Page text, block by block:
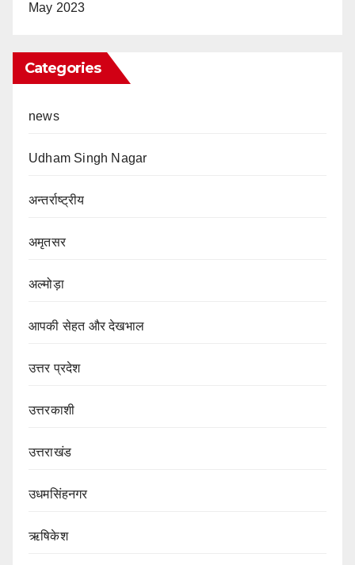
May 2023
Categories
news
Udham Singh Nagar
अन्तर्राष्ट्रीय
अमृतसर
अल्मोड़ा
आपकी सेहत और देखभाल
उत्तर प्रदेश
उत्तरकाशी
उत्तराखंड
उधमसिंहनगर
ऋषिकेश